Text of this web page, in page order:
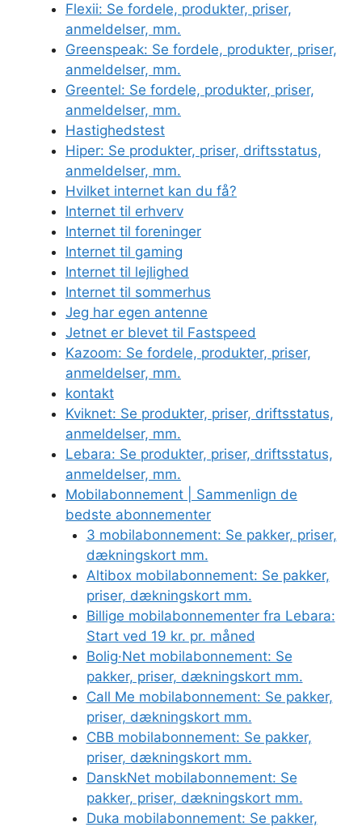
Flexii: Se fordele, produkter, priser,
anmeldelser, mm.
Greenspeak: Se fordele, produkter, priser,
anmeldelser, mm.
Greentel: Se fordele, produkter, priser,
anmeldelser, mm.
Hastighedstest
Hiper: Se produkter, priser, driftsstatus,
anmeldelser, mm.
Hvilket internet kan du få?
Internet til erhverv
Internet til foreninger
Internet til gaming
Internet til lejlighed
Internet til sommerhus
Jeg har egen antenne
Jetnet er blevet til Fastspeed
Kazoom: Se fordele, produkter, priser,
anmeldelser, mm.
kontakt
Kviknet: Se produkter, priser, driftsstatus,
anmeldelser, mm.
Lebara: Se produkter, priser, driftsstatus,
anmeldelser, mm.
Mobilabonnement | Sammenlign de
bedste abonnementer
3 mobilabonnement: Se pakker, priser,
dækningskort mm.
Altibox mobilabonnement: Se pakker,
priser, dækningskort mm.
Billige mobilabonnementer fra Lebara:
Start ved 19 kr. pr. måned
Bolig·Net mobilabonnement: Se
pakker, priser, dækningskort mm.
Call Me mobilabonnement: Se pakker,
priser, dækningskort mm.
CBB mobilabonnement: Se pakker,
priser, dækningskort mm.
DanskNet mobilabonnement: Se
pakker, priser, dækningskort mm.
Duka mobilabonnement: Se pakker,